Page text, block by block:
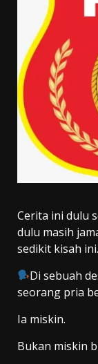
Cerita ini dulu
dulu masih
sedikit kisah ini.
Di sebuah
seorang pria
Ia miskin.
Bukan miskin